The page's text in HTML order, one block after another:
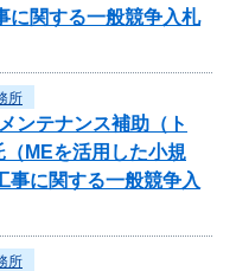
に関する一般競争入札
所
ンテナンス補助（ト
MEを活用した小規
事に関する一般競争入
所